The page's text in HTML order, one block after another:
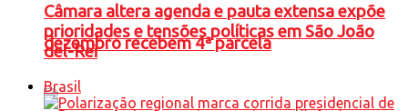
dezembro recebem 4ª parcela
Câmara altera agenda e pauta extensa expõe
prioridades e tensões políticas em São João
del-Rei
Brasil